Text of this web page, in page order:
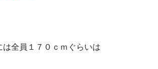
は全員１７０ｃｍぐらいは